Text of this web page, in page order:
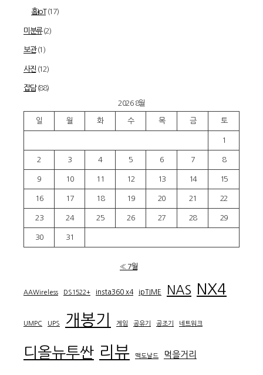
홈IoT(17)
미분류(2)
보관(1)
사진 (12)
잡담(88)
2026 8월
일 월 화 수 목 금 토
1
2 3 4 5 6 7 8
9 10 11 12 13 14 15
16 17 18 19 20 21 22
23 24 25 26 27 28 29
30 31
« 7월
AAWireless DS1522+ insta360 x4 ipTIME NAS NX4
UMPC UPS 개봉기 게임 공유기 공조기 네트워크
디올뉴투싼 리뷰 맥도날드 먹을거리